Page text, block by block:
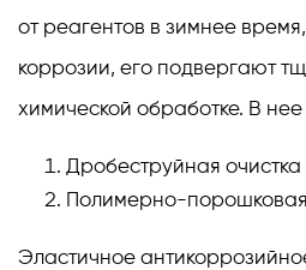
от реагентов в зимнее
коррозии, его подвергают
химической обработке. В нее
Дробеструйная очистка
Полимерно-
Эластичное